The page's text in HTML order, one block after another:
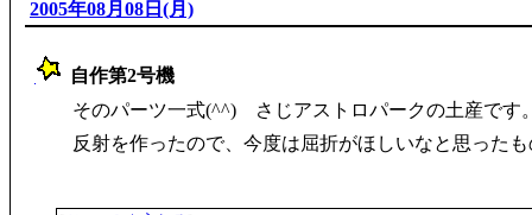
2005年08月08日(月)
自作第2号機
そのパーツ一式(^^) さじアストロパークの土産です。
反射を作ったので、今度は屈折がほしいなと思った